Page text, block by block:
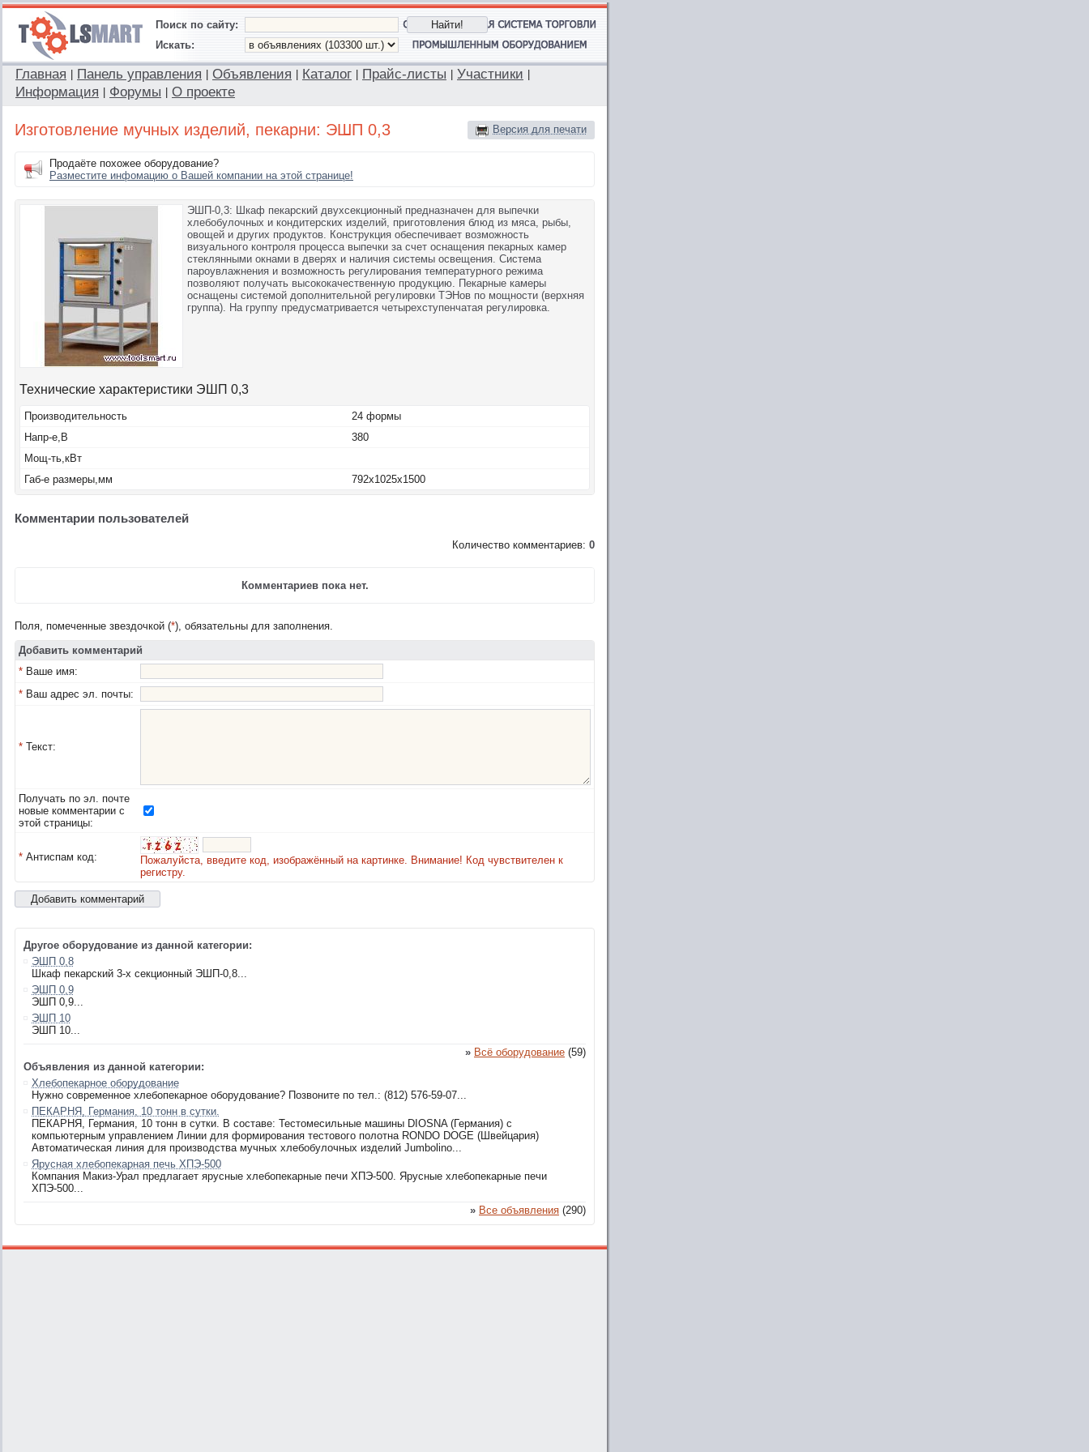
Поиск по сайту:
Искать:
Главная Панель управления Объявления Каталог Прайс-листы Участники
Информация Форумы О проекте
Версия для печати
Изготовление мучных изделий, пекарни: ЭШП 0,3
Продаёте похожее оборудование?
Разместите инфомацию о Вашей компании на этой странице!
ЭШП-0,3: Шкаф пекарский двухсекционный предназначен для выпечки
хлебобулочных и кондитерских изделий, приготовления блюд из мяса, рыбы,
овощей и других продуктов. Конструкция обеспечивает возможность
визуального контроля процесса выпечки за счет оснащения пекарных камер
стеклянными окнами в дверях и наличия системы освещения. Система
пароувлажнения и возможность регулирования температурного режима
позволяют получать высококачественную продукцию. Пекарные камеры
оснащены системой дополнительной регулировки ТЭНов по мощности (верхняя
группа). На группу предусматривается четырехступенчатая регулировка.
Технические характеристики ЭШП 0,3
Производительность
24 формы
Напр-е,B
380
Мощ-ть,кВт
Габ-е размеры,мм
792x1025x1500
Комментарии пользователей
Количество комментариев: 0
Комментариев пока нет.
Поля, помеченные звездочкой (*), обязательны для заполнения.
Добавить комментарий
* Ваше имя:
* Ваш адрес эл. почты:
* Текст:
Получать по эл. почте
новые комментарии с
этой страницы:
* Антиспам код:
Пожалуйста, введите код, изображённый на картинке. Внимание! Код чувствителен к
регистру.
Другое оборудование из данной категории:
ЭШП 0,8
Шкаф пекарский 3-х секционный ЭШП-0,8...
ЭШП 0,9
ЭШП 0,9...
ЭШП 10
ЭШП 10...
» Всё оборудование (59)
Объявления из данной категории:
Хлебопекарное оборудование
Нужно современное хлебопекарное оборудование? Позвоните по тел.: (812) 576-59-07...
ПЕКАРНЯ, Германия, 10 тонн в сутки.
ПЕКАРНЯ, Германия, 10 тонн в сутки. В составе: Тестомесильные машины DIOSNA (Германия) с
компьютерным управлением Линии для формирования тестового полотна RONDO DOGE (Швейцария)
Автоматическая линия для производства мучных хлебобулочных изделий Jumbolino...
Ярусная хлебопекарная печь ХПЭ-500
Компания Макиз-Урал предлагает ярусные хлебопекарные печи ХПЭ-500. Ярусные хлебопекарные печи
ХПЭ-500...
» Все объявления (290)